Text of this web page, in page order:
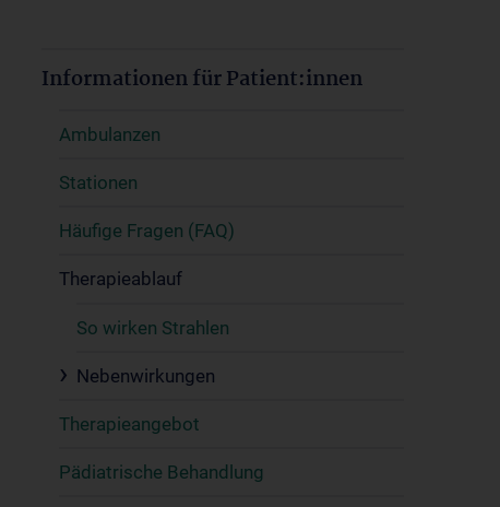
Informationen für Patient:innen
Ambulanzen
Stationen
Häufige Fragen (FAQ)
Therapieablauf
So wirken Strahlen
Nebenwirkungen
Therapieangebot
Pädiatrische Behandlung